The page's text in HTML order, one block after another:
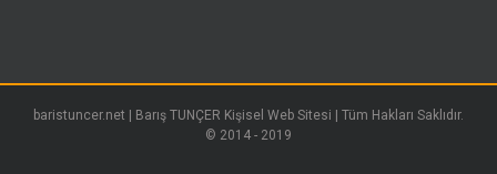
baristuncer.net | Barış TUNÇER Kişisel Web Sitesi | Tüm Hakları Saklıdır.
© 2014 - 2019